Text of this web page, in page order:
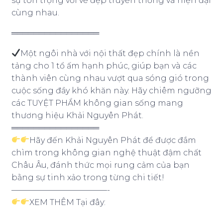
cùng nhau.
════════════════
Một ngôi nhà với nội thất đẹp chính là nền
tảng cho 1 tổ ấm hạnh phúc, giúp bạn và các
thành viên cùng nhau vượt qua sóng gió trong
cuộc sống đầy khó khăn này. Hãy chiêm ngưỡng
các TUYỆT PHẨM không gian sống mang
thương hiệu Khải Nguyên Phát.
════════════════
Hãy đến Khải Nguyên Phát để được đắm
chìm trong không gian nghệ thuật đậm chất
Châu Âu, đánh thức mọi rung cảm của bạn
bằng sự tinh xảo trong từng chi tiết!
————————————-
XEM THÊM Tại đây: